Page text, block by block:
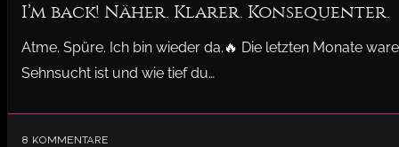
I’m back! Näher. Klarer. Konsequenter.
Atme. Spüre. Ich bin wieder da.🔥 Die letzten Monate
Sehnsucht ist und wie tief du…
8 Kommentare